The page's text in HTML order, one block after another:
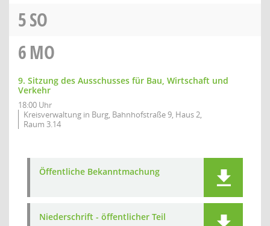
5SO
6MO
9. Sitzung des Ausschusses für Bau, Wirtschaft und
Verkehr
18:00 Uhr
Kreisverwaltung in Burg, Bahnhofstraße 9, Haus 2,
Raum 3.14
Öffentliche Bekanntmachung
Niederschrift - öffentlicher Teil